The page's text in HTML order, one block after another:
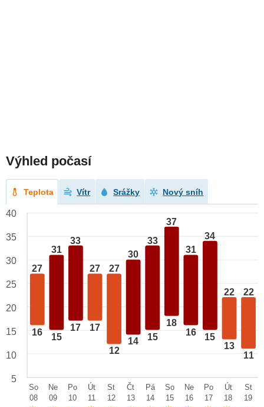
Výhled počasí
Teplota Vítr Srážky Nový sníh
27
16
31
15
33
17
27
17
27
12
30
14
33
15
37
18
31
16
34
15
22
13
22
11
40
35
30
25
20
15
10
5
So
08
Ne
09
Po
10
Út
11
St
12
Čt
13
Pá
14
So
15
Ne
16
Po
17
Út
18
St
19